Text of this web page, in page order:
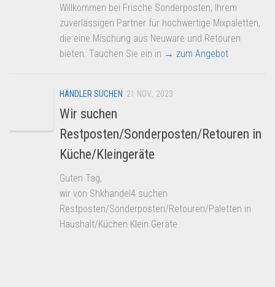
Willkommen bei Frische Sonderposten, Ihrem
zuverlässigen Partner für hochwertige Mixpaletten,
die eine Mischung aus Neuware und Retouren
bieten. Tauchen Sie ein in → zum Angebot
HÄNDLER SUCHEN 21 NOV., 2023
Wir suchen
Restposten/Sonderposten/Retouren in
Küche/Kleingeräte
Guten Tag,
wir von Shkhandel4 suchen
Restposten/Sonderposten/Retouren/Paletten in
Haushalt/Küchen Klein Geräte